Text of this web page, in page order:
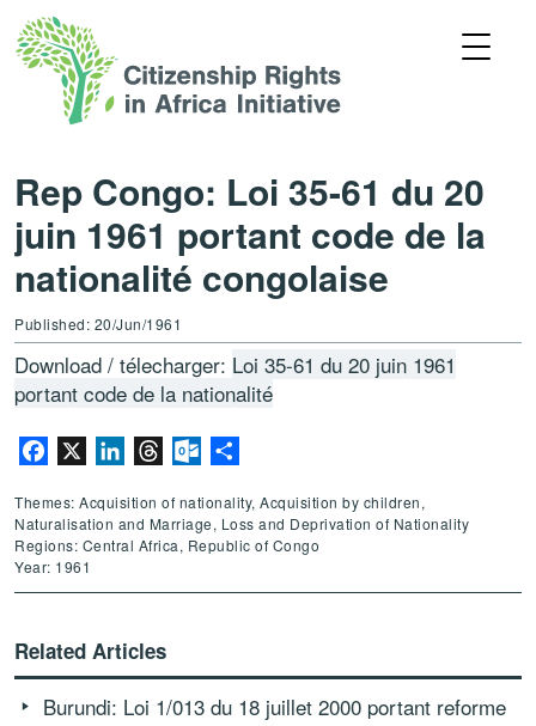
Rep Congo: Loi 35-61 du 20
juin 1961 portant code de la
nationalité congolaise
Published: 20/Jun/1961
Download / télecharger: Loi 35-61 du 20 juin 1961
portant code de la nationalité
Facebook LinkedInThreadsOutlook.com
Themes: Acquisition of nationality, Acquisition by children,
Naturalisation and Marriage, Loss and Deprivation of Nationality
Regions: Central Africa, Republic of Congo
Year: 1961
Related Articles
Burundi: Loi 1/013 du 18 juillet 2000 portant reforme